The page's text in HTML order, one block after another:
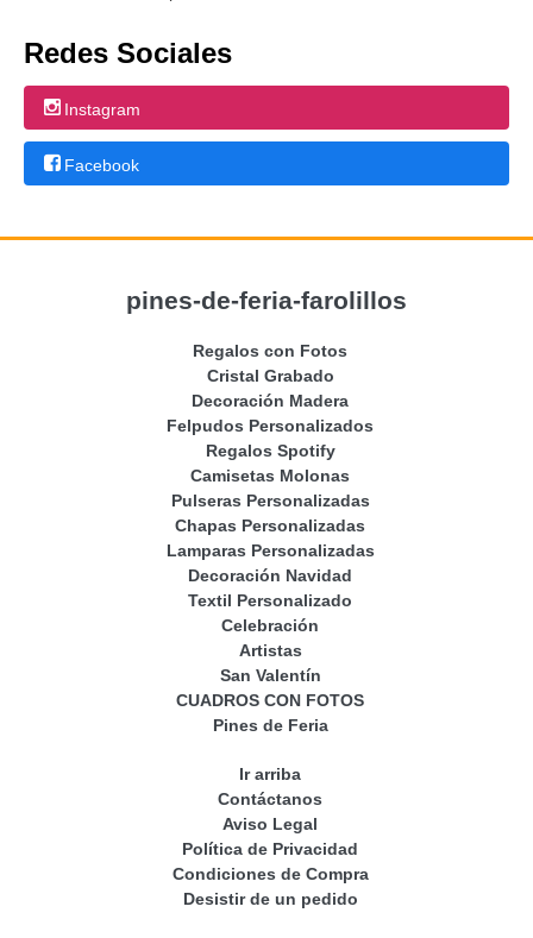
Redes Sociales
Instagram
Facebook
pines-de-feria-farolillos
Regalos con Fotos
Cristal Grabado
Decoración Madera
Felpudos Personalizados
Regalos Spotify
Camisetas Molonas
Pulseras Personalizadas
Chapas Personalizadas
Lamparas Personalizadas
Decoración Navidad
Textil Personalizado
Celebración
Artistas
San Valentín
CUADROS CON FOTOS
Pines de Feria
Ir arriba
Contáctanos
Aviso Legal
Política de Privacidad
Condiciones de Compra
Desistir de un pedido